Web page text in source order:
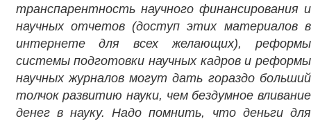
транспарентность научного финансирования и
научных отчетов (доступ этих материалов в
интернете для всех желающих), реформы
системы подготовки научных кадров и реформы
научных журналов могут дать гораздо больший
толчок развитию науки, чем бездумное вливание
денег в науку. Надо помнить, что деньги для